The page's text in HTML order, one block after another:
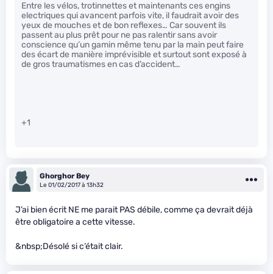
Entre les vélos, trotinnettes et maintenants ces engins
electriques qui avancent parfois vite, il faudrait avoir des
yeux de mouches et de bon reflexes… Car souvent ils
passent au plus prêt pour ne pas ralentir sans avoir
conscience qu’un gamin même tenu par la main peut faire
des écart de manière imprévisible et surtout sont exposé à
de gros traumatismes en cas d’accident…
+1
Ghorghor Bey
Le 01/02/2017 à 13h32
J’ai bien écrit NE me parait PAS débile, comme ça devrait déjà
être obligatoire a cette vitesse.
&nbsp;Désolé si c’était clair.